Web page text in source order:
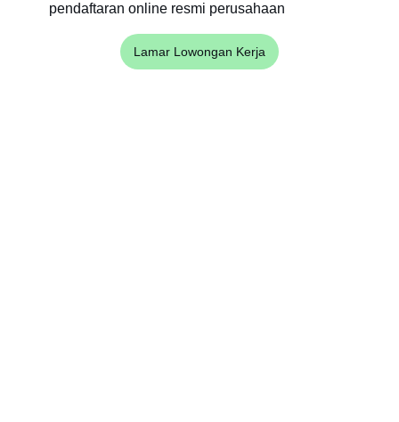
pendaftaran online resmi perusahaan
Lamar Lowongan Kerja